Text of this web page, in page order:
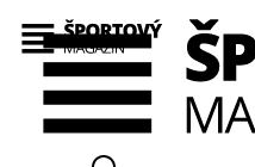
Preskočiť
na
obsah